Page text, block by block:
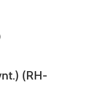
(RH-